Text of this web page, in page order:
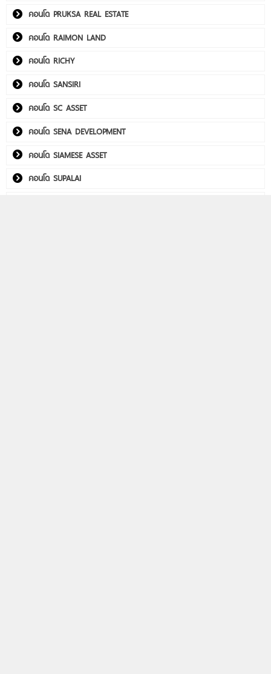
คอนโด PRUKSA REAL ESTATE
คอนโด RAIMON LAND
คอนโด RICHY
คอนโด SANSIRI
คอนโด SC ASSET
คอนโด SENA DEVELOPMENT
คอนโด SIAMESE ASSET
คอนโด SUPALAI